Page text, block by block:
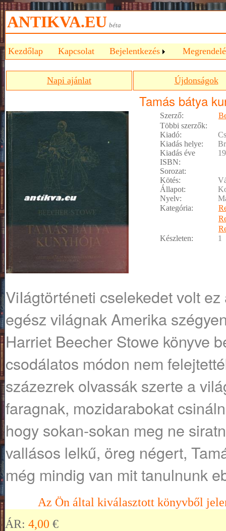
ANTIKVA.EU béta
Kezdőlap Kapcsolat Bejelentkezés
Napi ajánlat Újdonságok
Tamás bátya
Szerző:
Többi szerzők:
Kiadó:
Kiadás helye:
Kiadás éve
ISBN:
Sorozat:
Kötés:
Állapot:
Nyelv:
Kategória:
Készleten:
1
ViIágtörténeti cselekedet volt
egész világnak Amerika
Harriet Beecher Stowe könyve
csodálatos módon nem
százezrek olvassák szerte a
faragnak, mozidarabokat
hogy sokan-sokan meg ne
vallásos lelkű, öreg négert,
még mindig van mit tanulnunk
Az Ön által kiválasztott könyvből
ÁR: 4,00 €